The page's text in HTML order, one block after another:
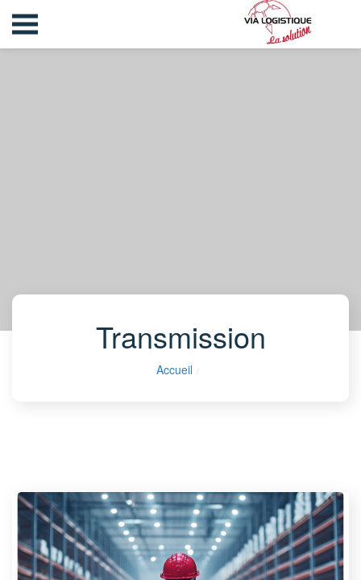
Transmission
Accueil